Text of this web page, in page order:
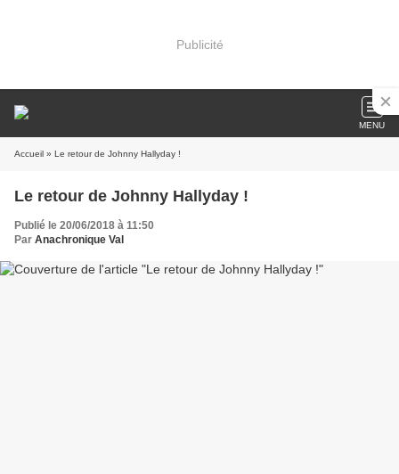
Publicité
MENU
Accueil » Le retour de Johnny Hallyday !
Le retour de Johnny Hallyday !
Publié le 20/06/2018 à 11:50
Par Anachronique Val